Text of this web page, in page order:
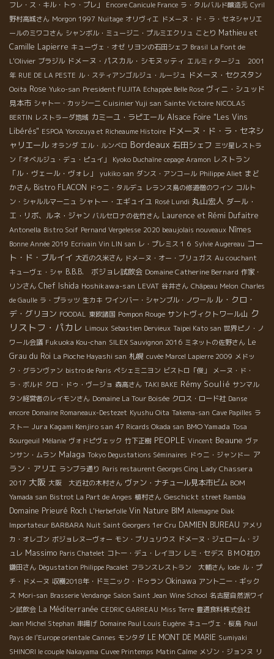
フレ・ス・キル・トゥ・プレ」 Encore Canicule France ラ・タルバルド醸造元 Cyril
野村高城さん Morgon 1997 Nuitage オリヴィエ ドメーヌ・ド・ラ・セネシャリエ
ールのミワコさん シャンボル・ミュージニ・プルミエクリュ ことり Mathieu et
Camille Lapierre キューヴェ・オゼ リヨンの石田シェフ Brasil La Font de
L'Olivier ブラジル ドメーヌ・パスカル・シモヌッティ エルミｒタージュ 2001
年 RUE DE LA PESTE ル・スティアンゴルジュ・ルージュ ドメーヌ・セクスタン
Ooita Rose Yuko-san President FUJITA Echappée Belle Rose ヴィニ・シュッド
見本市 シャトー・カッシーニ Cuisinier Yuji san Sainte Victoire NICOLAS
BERTIN レストラーダ地域 カミーユ・ラピエール Alsace Foire "Les Vins
Libérés" ESPOA Yorozuya et Richeaume Histoire ドメーヌ・ド・ラ・セネシ
ャリエール オランダ エル・ルンベロ Bordeaux 石田シェフ 三ツ星レストラ
ン「オベルジュ・デュ・ピュイ」
Kyoko Duchaîne cepage Aramon レストラン
「ル・ヴェール・ヴォレ」
yukiko san ダンス・アンコール Philippe Aliet まど
かさん Bistro FLACON ドゥニ・タルデュ レランス島の修道僧のワイン コルト
ン・シャルルマーニュ シャトー・エギュイユ Rosé Lundi 丸山宏人 ダール・
エ・リボ、ルネ・ジャン バルセロナの佐竹さん Laurence et Rémi Dufaitre
Antonella Bistro Soif Pernand Vergelesse 2020 beaujolais nouveaux Nîmes
Bonne Année 2019 Ecrivain Vin LIN san レ・プレミス１６ Sylvie Augereau コー
ト・ド・ブルイイ 大近の久米さん ドメーヌ・オー・ブリュガス Au couchant
キューヴェ・シャ B.B.B. ボジョレ試飲会 Domaine Catherine Bernard 作家・
リンさん Chef Ishida Hoshikawa-san LEVAT 谷井さん Châpeau Melon Charles
de Gaulle ラ・プラッツ 生カキ ワインバー・シャンブル・ノワール ル・クロ・
デ・グリヨン FOODAL 東欧諸国 Pompon Rouge サントヴィクトワール山 ク
リストフ・パカレ Limoux Sebastien Dervieux Taipei Kato san 世界ピノ・ノ
ワール会議 Fukuoka Kou-chan SILEX Sauvignon 2016 ミネットの佐野さん Le
Grau du Roi La Pioche Hayashi san 札幌 cuvée Marcel Lapierre 2009 メドッ
ク・グランヴァン bistro de Paris ペシェミニヨン ビストロ「俊」
メーヌ・ド・
ラ・ボルド クロ・ドゥ・ヴージョ 森高さん TAKI BAKE Rémy Soulié サンマル
タン経営者のレイモンさん Domaine La Tour Boisée クロス・ロード社 Danse
encore Domaine Romaneaux-Destezet Kyushu Oita Takema-san Cave Papilles ラ
ストー Jura Kagami Kenjiro san 47 Ricards Okada san BMO Yamada Tosa
Bourgeuil Mélanie ヴォドピヴェック 竹下正樹 PEOPLE Vincent Beaune ヴァ
ンサン・ムラン Malaga Tokyo Degustations Séminaires ドゥニ・ジャンドー ア
ラン・アリエ ランブラ通り Paris restaurent Georges Cinq Lady Chassera
2017 大阪 大阪 大近社の木村さん ヴァン・ナチュール見本市ビム BOM
Yamada san Bistrot La Part de Anges 植村さん Geschickt street Rambla
Domaine Prieuré Roch L'Herbefolle Vin Nature BIM Allemagne Diak
Importateur BARBARA Nuit Saint Georgers 1er Cru DAMIEN BUREAU アメリ
カ・オレゴン ボジョレヌーヴォー モン・ブリュリウス ドメーヌ・ジェローム・ジ
ュレ Massimo Paris Chatelet コトー・デュ・レイヨン レミ・セデス ＢＭＯ社の
鎌田さん Dégustation Philippe Pacalet フランスレストラン 大輔さん Iode ル・プ
チ・ドメーヌ 収穫2018年・ドミニック・ドゥラン Okinawa アントニー・ギック
ス Mori-san Brasserie Vendange Salon Saint Jean Wine School 名古屋自然派ワイ
ン試飲会 La Méditerranée CEDRIC GARREAU Miss Terre 豊通食料株式会社
Jean Michel Stephan 串揚げ Domaine Paul Louis Eugène キューヴェ・桜島 Paul
Pays de l'Europe orientale Cannes モンタダ LE MONT DE MARIE Sumiyaki
SHINORI le couple Nakayama Cuvee Printemps Matin Calme メゾン・ジョンヌ リ